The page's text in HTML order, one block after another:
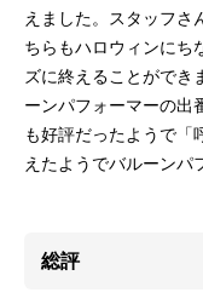
えました。スタッフさ
ちらもハロウィンにち
ズに終えることがで
ーンパフォーマーの出
も好評だったようで「
えたようでバルーンパ
総評